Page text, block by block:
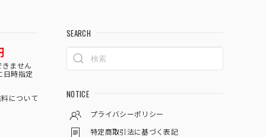
きません
日時指定
について
SEARCH
NOTICE
プライバシーポリシー
特定商取引法に基づく表記